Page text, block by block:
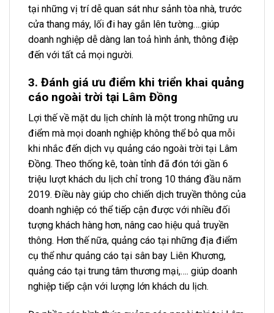
tại những vị trí dễ quan sát như sảnh tòa nhà, trước
cửa thang máy, lối đi hay gắn lên tường….giúp
doanh nghiệp dễ dàng lan toả hình ảnh, thông điệp
đến với tất cả mọi người.
3. Đánh giá ưu điểm khi triển khai quảng
cáo ngoài trời tại Lâm Đồng
Lợi thế về mặt du lịch chính là một trong những ưu
điểm mà mọi doanh nghiệp không thể bỏ qua mỗi
khi nhắc đến dịch vụ quảng cáo ngoài trời tại Lâm
Đồng. Theo thống kê, toàn tỉnh đã đón tới gần 6
triệu lượt khách du lịch chỉ trong 10 tháng đầu năm
2019. Điều này giúp cho chiến dịch truyền thông của
doanh nghiệp có thể tiếp cận được với nhiều đối
tượng khách hàng hơn, nâng cao hiệu quả truyền
thông. Hơn thế nữa, quảng cáo tại những địa điểm
cụ thể như quảng cáo tại sân bay Liên Khương,
quảng cáo tại trung tâm thương mại,…. giúp doanh
nghiệp tiếp cận với lượng lớn khách du lịch.